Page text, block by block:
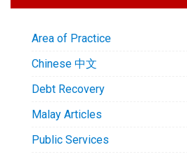
Area of Practice
Chinese 中文
Debt Recovery
Malay Articles
Public Services